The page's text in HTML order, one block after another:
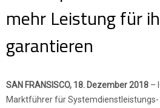
Partner
mehr Leistung für
garantieren
SAN FRANSISCO, 18. Dezember 2018 –
Marktführer für